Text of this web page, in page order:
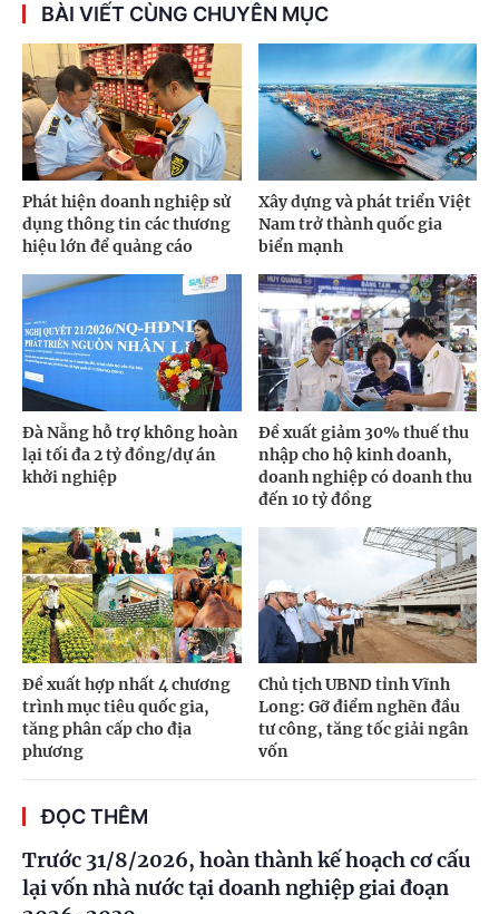
BÀI VIẾT CÙNG CHUYÊN MỤC
Phát hiện doanh nghiệp sử
dụng thông tin các thương
hiệu lớn để quảng cáo
Xây dựng và phát triển Việt
Nam trở thành quốc gia
biển mạnh
Đà Nẵng hỗ trợ không hoàn
lại tối đa 2 tỷ đồng/dự án
khởi nghiệp
Đề xuất giảm 30% thuế thu
nhập cho hộ kinh doanh,
doanh nghiệp có doanh thu
đến 10 tỷ đồng
Đề xuất hợp nhất 4 chương
trình mục tiêu quốc gia,
tăng phân cấp cho địa
phương
Chủ tịch UBND tỉnh Vĩnh
Long: Gỡ điểm nghẽn đầu
tư công, tăng tốc giải ngân
vốn
ĐỌC THÊM
Trước 31/8/2026, hoàn thành kế hoạch cơ cấu
lại vốn nhà nước tại doanh nghiệp giai đoạn